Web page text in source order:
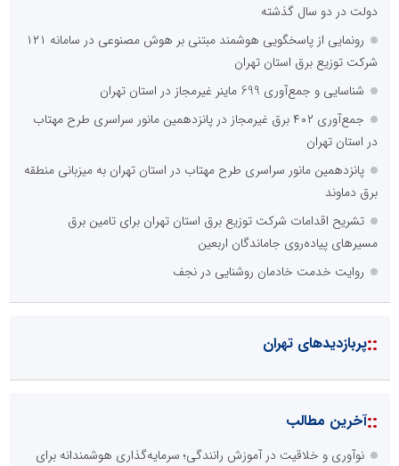
دولت در دو سال گذشته
رونمایی از پاسخگویی هوشمند مبتنی بر هوش مصنوعی در سامانه ۱۲۱
شرکت توزیع برق استان تهران
شناسایی و جمع‌آوری 699 ماینر غیرمجاز در استان تهران
جمع‌آوری ۴۰۲ برق غیرمجاز در پانزدهمین مانور سراسری طرح مهتاب
در استان تهران
پانزدهمین مانور سراسری طرح مهتاب در استان تهران به میزبانی منطقه
برق دماوند
تشریح اقدامات شرکت توزیع برق استان تهران برای تامین برق
مسیرهای پیاده‌روی جاماندگان اربعین
روایت خدمت خادمان روشنایی در نجف
::پربازدیدهای تهران
::آخرین مطالب
نوآوری و خلاقیت در آموزش رانندگی؛ سرمایه‌گذاری هوشمندانه برای